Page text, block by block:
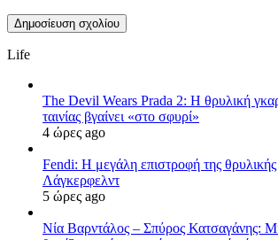
Life
The Devil Wears Prada 2: Η θρυλική
ταινίας βγαίνει «στο σφυρί»
4 ώρες ago
Fendi: Η μεγάλη επιστροφή της
Λάγκερφελντ
5 ώρες ago
Νία Βαρντάλος – Σπύρος Κατσαγάνης: